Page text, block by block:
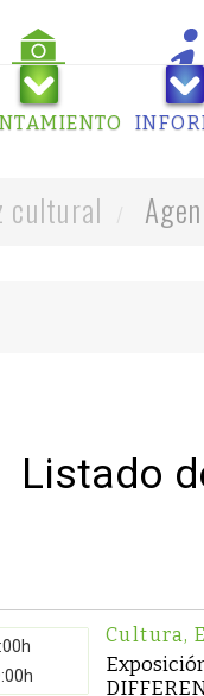
cultural
Listado
Cultura,